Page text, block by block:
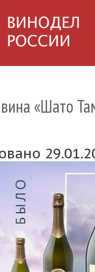
«Шато